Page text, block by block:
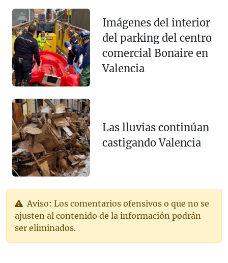
Imágenes del interior
del parking del centro
comercial Bonaire en
Valencia
Las lluvias continúan
castigando Valencia
Aviso: Los comentarios ofensivos o que no se
ajusten al contenido de la información podrán
ser eliminados.